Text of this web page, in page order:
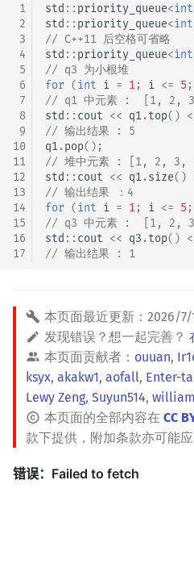
1
2
3
4
5
6
7
8
9
10
11
12
13
14
15
16
17
std :: priority_queue<int
std :: priority_queue<int
// C++11 后空格可省略
std :: priority_queue<int
// q3 为小根堆
for (int i = 1 ; i <= 5 ;
// q1 中元素 :  [1, 2,
std :: cout << q1 .top()
// 输出结果 : 5
q1 .pop();
// 堆中元素 : [1, 2, 3,
std :: cout << q1 .size()
// 输出结果 ：4
for (int i = 1 ; i <= 5 ;
// q3 中元素 :  [1, 2,
std :: cout << q3 .top()
// 输出结果 : 1
本页面最近更新： 2026/7/
发现错误？想一起完善？
本页面贡献者： ouuan,
ksyx, akakw1, aofall, Enter-
Lewy Zeng, Suyun514,
本页面的全部内容在 CC
款下提供，附加条款亦可能